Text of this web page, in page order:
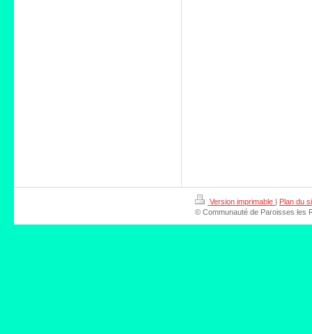
Version imprimable | Plan du
© Communauté de Paroisses les